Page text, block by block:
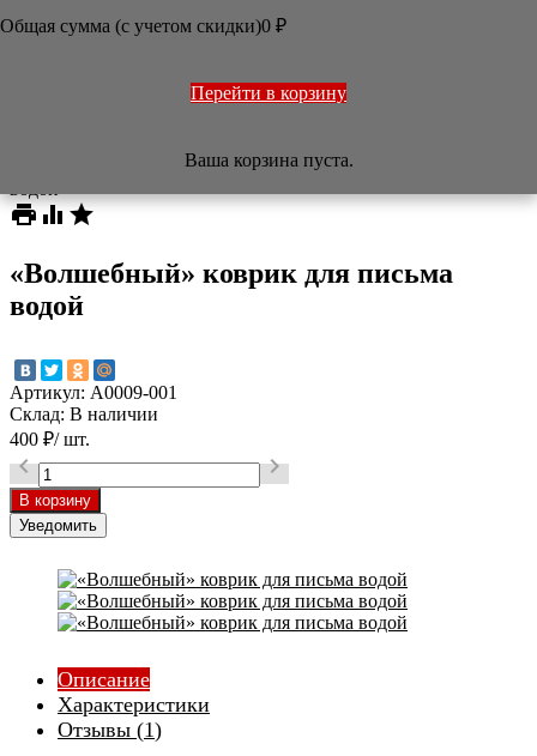
ПЕЧАТИ
ТОВАРЫ ИЗ ЯПОНИИ
Аксессуары /«Волшебный» коврик для письма
  
«Волшебный» коврик для письма
водой
Артикул: A0009-001
Склад: В наличии
400 ₽/ шт.
 
Уведомить
Описание
Характеристики
Отзывы (1)
Общая сумма (с учетом скидки)0 ₽
Перейти в корзину
Ваша корзина пуста.